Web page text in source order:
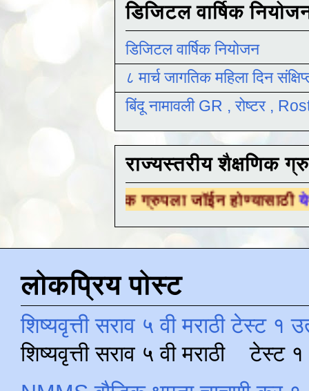
डिजिटल वार्षिक
डिजिटल वार्षिक नियोजन
८ मार्च जागतिक महिला दिन
बिंदू नामावली GR , रोष्टर ,
राज्यस्तरीय शैक्षणिक
ग्रुपला जॉईन होण्यासाठीयेथे क्लिक करा .
लोकप्रिय पोस्ट
शिष्यवृत्ती सराव ५ वी मराठी टेस्ट १
शिष्यवृत्ती सराव ५ वी मराठी टेस्ट